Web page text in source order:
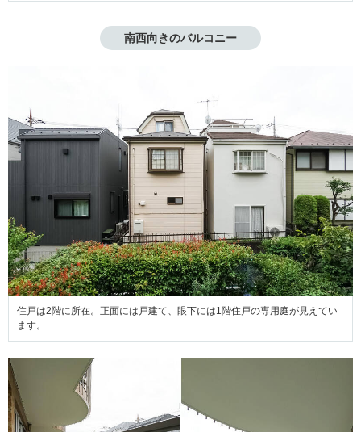
南西向きのバルコニー
住戸は2階に所在。正面には戸建て、眼下には1階住戸の専用庭が見えてい
ます。